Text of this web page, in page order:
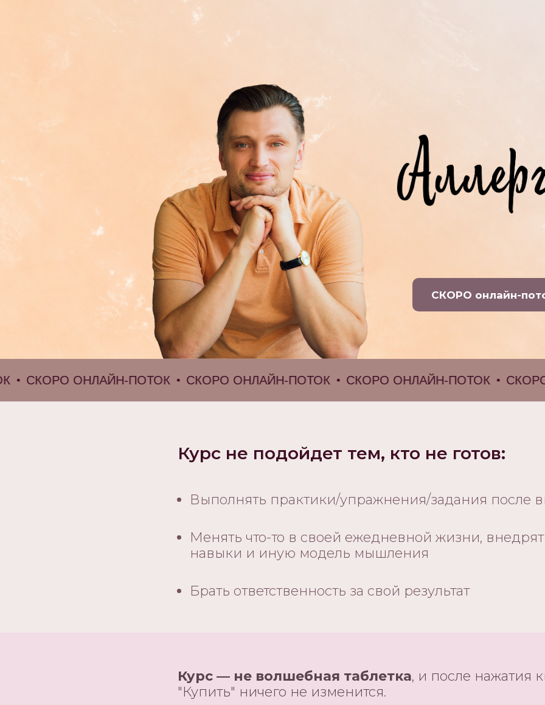
СКОРО онлайн-
ОНЛАЙН-ПОТОК СКОРО ОНЛАЙН-ПОТОК СКОРО ОНЛАЙН-ПОТОК СКОРО
Курс не подойдет тем, кто не готов:
Выполнять практики/упражнения/задания после
Менять что-то в своей ежедневной жизни,
навыки и иную модель мышления
Брать ответственность за свой результат
Курс — не волшебная таблетка, и после нажатия
"Купить" ничего не изменится.